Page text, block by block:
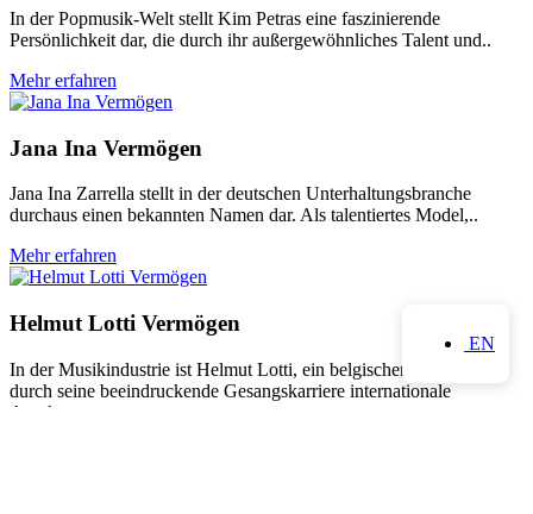
In der Popmusik-Welt stellt Kim Petras eine faszinierende
Persönlichkeit dar, die durch ihr außergewöhnliches Talent und..
Mehr erfahren
Jana Ina Vermögen
Jana Ina Zarrella stellt in der deutschen Unterhaltungsbranche
durchaus einen bekannten Namen dar. Als talentiertes Model,..
Mehr erfahren
Helmut Lotti Vermögen
In der Musikindustrie ist Helmut Lotti, ein belgischer Tenor, der
durch seine beeindruckende Gesangskarriere internationale
Anerkennung..
EN